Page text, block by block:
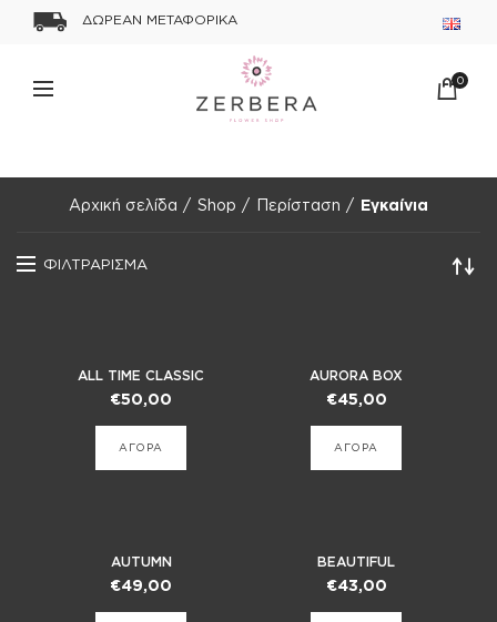
ΔΩΡΕΑΝ ΜΕΤΑΦΟΡΙΚΑ
0
Αρχική σελίδα Shop Περίσταση Εγκαίνια
ΦΙΛΤΡΑΡΙΣΜΑ
ALL TIME CLASSIC
€50,00
ΑΓΟΡΑ
AURORA BOX
€45,00
ΑΓΟΡΑ
AUTUMN
€49,00
BEAUTIFUL
€43,00